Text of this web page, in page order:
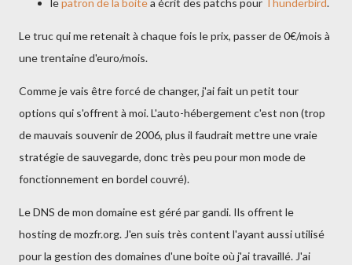
lepatron de la boitea écrit des patchs pour Thunderbird.
Le truc qui me retenait à chaque fois le prix, passer de 0€/mois à
une trentaine d'euro/mois.
Comme je vais être forcé de changer, j'ai fait un petit tour
options qui s'offrent à moi. L'auto-hébergement c'est non (trop
de mauvais souvenir de 2006, plus il faudrait mettre une vraie
stratégie de sauvegarde, donc très peu pour mon mode de
fonctionnement en bordel couvré).
Le DNS de mon domaine est géré par gandi. Ils offrent le
hosting de mozfr.org. J'en suis très content l'ayant aussi utilisé
pour la gestion des domaines d'une boite où j'ai travaillé. J'ai